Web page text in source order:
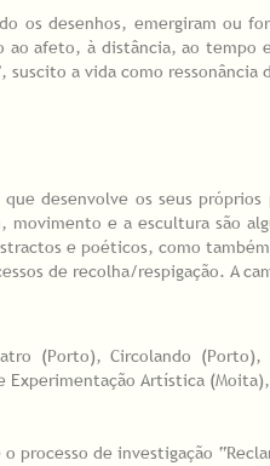
os desenhos, emergiram ou
afeto, à distância, ao
suscito a vida como ressonância
que desenvolve os seus
e a escultura são
e poéticos, como
de recolha/respigação. A
(Porto), Circolando
Experimentação Artística
de investigação